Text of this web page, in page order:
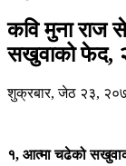
कवि मुना राज
सखुवाको फेद,
शुक्रबार, जेठ २३,
१, आत्मा चढेको